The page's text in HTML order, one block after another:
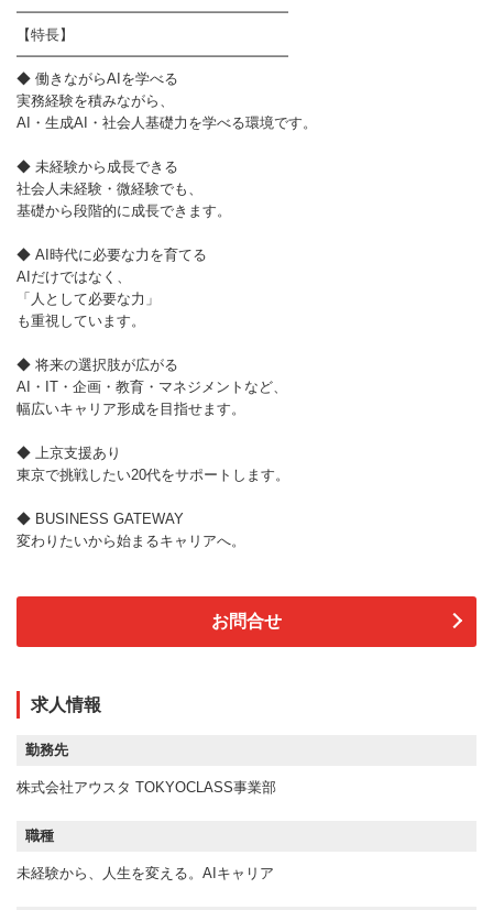
━━━━━━━━━━━━━━━━━━━
【特長】
━━━━━━━━━━━━━━━━━━━
◆ 働きながらAIを学べる
実務経験を積みながら、
AI・生成AI・社会人基礎力を学べる環境です。
◆ 未経験から成長できる
社会人未経験・微経験でも、
基礎から段階的に成長できます。
◆ AI時代に必要な力を育てる
AIだけではなく、
「人として必要な力」
も重視しています。
◆ 将来の選択肢が広がる
AI・IT・企画・教育・マネジメントなど、
幅広いキャリア形成を目指せます。
◆ 上京支援あり
東京で挑戦したい20代をサポートします。
◆ BUSINESS GATEWAY
変わりたいから始まるキャリアへ。
お問合せ
求人情報
勤務先
株式会社アウスタ TOKYOCLASS事業部
職種
未経験から、人生を変える。AIキャリア